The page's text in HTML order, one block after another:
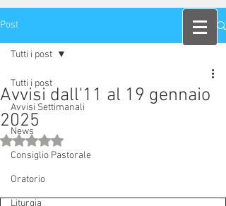
Post
Tutti i post
Avvisi Settimanali
News
Consiglio Pastorale
Oratorio
Liturgia
Tutti i post
Avvisi dall'11 al 19 gennaio
2025
Valutazione NaN stelle su 5.